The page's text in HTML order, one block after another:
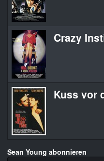
Crazy
Kuss vor
Sean Young abonnieren